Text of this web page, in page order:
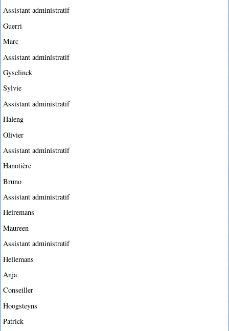
Assistant administratif
Guerri
Marc
Assistant administratif
Gyselinck
Sylvie
Assistant administratif
Haleng
Olivier
Assistant administratif
Hanotière
Bruno
Assistant administratif
Heiremans
Maureen
Assistant administratif
Hellemans
Anja
Conseiller
Hoogsteyns
Patrick